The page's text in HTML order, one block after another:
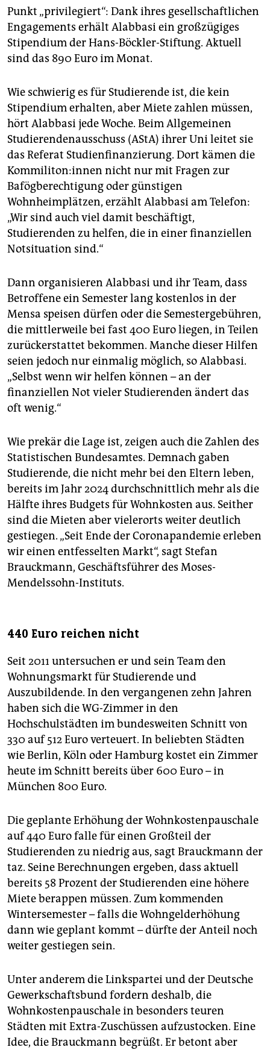
Punkt „privilegiert“: Dank ihres gesellschaftlichen
Engagements erhält Alabbasi ein großzügiges
Stipendium der Hans-Böckler-Stiftung. Aktuell
sind das 890 Euro im Monat.
Wie schwierig es für Studierende ist, die kein
Stipendium erhalten, aber Miete zahlen müssen,
hört Alabbasi jede Woche. Beim Allgemeinen
Studierendenausschuss (AStA) ihrer Uni leitet sie
das Referat Studienfinanzierung. Dort kämen die
Kom­mi­li­to­n:in­nen nicht nur mit Fragen zur
Bafögberechtigung oder günstigen
Wohnheimplätzen, erzählt Alabbasi am Telefon:
„Wir sind auch viel damit beschäftigt,
Studierenden zu helfen, die in einer finanziellen
Notsituation sind.“
Dann organisieren Alabbasi und ihr Team, dass
Betroffene ein Semester lang kostenlos in der
Mensa speisen dürfen oder die Semestergebühren,
die mittlerweile bei fast 400 Euro liegen, in Teilen
zurückerstattet bekommen. Manche dieser Hilfen
seien jedoch nur einmalig möglich, so Alabbasi.
„Selbst wenn wir helfen können – an der
finanziellen Not vieler Studierenden ändert das
oft wenig.“
Wie prekär die Lage ist, zeigen auch die Zahlen des
Statistischen Bundesamtes. Demnach gaben
Studierende, die nicht mehr bei den Eltern leben,
bereits im Jahr 2024 durchschnittlich mehr als die
Hälfte ihres Budgets für Wohnkosten aus. Seither
sind die Mieten aber vielerorts weiter deutlich
gestiegen. „Seit Ende der Coronapandemie erleben
wir einen entfesselten Markt“, sagt Stefan
Brauckmann, Geschäftsführer des Moses-
Mendelssohn-Instituts.
440 Euro reichen nicht
Seit 2011 untersuchen er und sein Team den
Wohnungsmarkt für Studierende und
Auszubildende. In den vergangenen zehn Jahren
haben sich die WG-Zimmer in den
Hochschulstädten im bundesweiten Schnitt von
330 auf 512 Euro verteuert. In beliebten Städten
wie Berlin, Köln oder Hamburg kostet ein Zimmer
heute im Schnitt bereits über 600 Euro – in
München 800 Euro.
Die geplante Erhöhung der Wohnkostenpauschale
auf 440 Euro falle für einen Großteil der
Studierenden zu niedrig aus, sagt Brauckmann der
taz. Seine Berechnungen ergeben, dass aktuell
bereits 58 Prozent der Studierenden eine höhere
Miete berappen müssen. Zum kommenden
Wintersemester – falls die Wohngelderhöhung
dann wie geplant kommt – dürfte der Anteil noch
weiter gestiegen sein.
Unter anderem die Linkspartei und der Deutsche
Gewerkschaftsbund fordern deshalb, die
Wohnkostenpauschale in besonders teuren
Städten mit Extra-Zuschüssen aufzustocken. Eine
Idee, die Brauckmann begrüßt. Er betont aber